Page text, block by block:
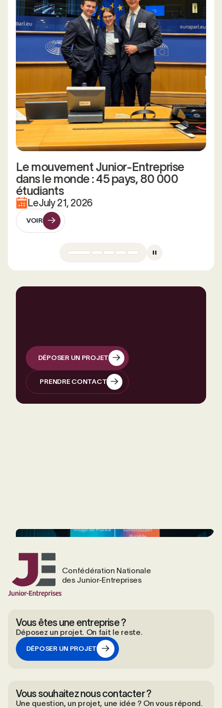
Le mouvement Junior-Entreprise
dans le monde : 45 pays, 80 000
étudiants
LeJuly 21, 2026
VOIR
DÉPOSER UN PROJET
PRENDRE CONTACT
Confédération Nationale
des Junior-Entreprises
Vous êtes une entreprise ?
Déposez un projet. On fait le reste.
DÉPOSER UN PROJET
Vous souhaitez nous contacter ?
Une question, un projet, une idée ? On vous répond.